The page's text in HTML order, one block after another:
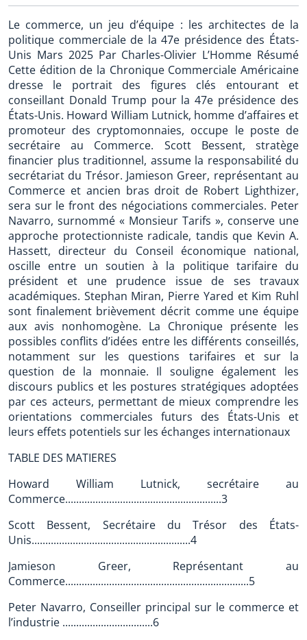
Le commerce, un jeu d’équipe : les architectes de la
politique commerciale de la 47e présidence des États-
Unis Mars 2025 Par Charles-Olivier L’Homme Résumé
Cette édition de la Chronique Commerciale Américaine
dresse le portrait des figures clés entourant et
conseillant Donald Trump pour la 47e présidence des
États-Unis. Howard William Lutnick, homme d’affaires et
promoteur des cryptomonnaies, occupe le poste de
secrétaire au Commerce. Scott Bessent, stratège
financier plus traditionnel, assume la responsabilité du
secrétariat du Trésor. Jamieson Greer, représentant au
Commerce et ancien bras droit de Robert Lighthizer,
sera sur le front des négociations commerciales. Peter
Navarro, surnommé « Monsieur Tarifs », conserve une
approche protectionniste radicale, tandis que Kevin A.
Hassett, directeur du Conseil économique national,
oscille entre un soutien à la politique tarifaire du
président et une prudence issue de ses travaux
académiques. Stephan Miran, Pierre Yared et Kim Ruhl
sont finalement brièvement décrit comme une équipe
aux avis nonhomogène. La Chronique présente les
possibles conflits d’idées entre les différents conseillés,
notamment sur les questions tarifaires et sur la
question de la monnaie. Il souligne également les
discours publics et les postures stratégiques adoptées
par ces acteurs, permettant de mieux comprendre les
orientations commerciales futurs des États-Unis et
leurs effets potentiels sur les échanges internationaux
TABLE DES MATIERES
Howard William Lutnick, secrétaire au
Commerce.........................................................3
Scott Bessent, Secrétaire du Trésor des États-
Unis..........................................................4
Jamieson Greer, Représentant au
Commerce...................................................................5
Peter Navarro, Conseiller principal sur le commerce et
l’industrie .................................6